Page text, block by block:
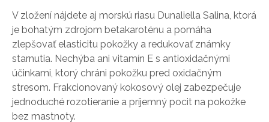
V zložení nájdete aj morskú riasu Dunaliella Salina, ktorá
je bohatým zdrojom betakaroténu a pomáha
zlepšovať elasticitu pokožky a redukovať známky
starnutia. Nechýba ani vitamín E s antioxidačnými
účinkami, ktorý chráni pokožku pred oxidačným
stresom. Frakcionovaný kokosový olej zabezpečuje
jednoduché rozotieranie a príjemný pocit na pokožke
bez mastnoty.